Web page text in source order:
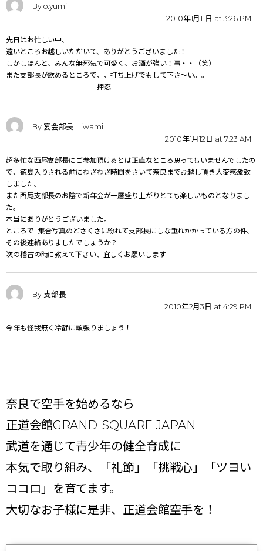
By o.yumi
2010年1月11日 at 3:26 PM
先日はお忙しい中、
遠いところお越しいただいて、ありがとうございました！
しかしほんと、みんな無邪気で可愛く、お酒が強い！事・・（笑）
また支部長が飲めるところで、、打ち上げでもして下さ～い。。
押忍
By 宴会部長 iwami
2010年1月12日 at 7:23 AM
超多忙な西尾支部長にご参加頂けるとは正直なところ思ってもいませんでしたの
で、徳島入りされる前にわざわざ時間をさいて奈良までお越し頂き大変感激致
しました。
また西尾支部長のお陰で新年会が一層盛り上がりとても楽しいものとなりまし
た。
本当にありがとうございました。
ところで…集合写真のどさくさに紛れて支部長にしな垂れかかっている方の件、
その後連絡ありましたでしょうか？
次の稽古の時に教えて下さい、宜しくお願いします
By 支部長
2010年2月3日 at 4:29 PM
今年も怪我無く冷静に頑張りましょう！
奈良で空手を始めるなら
正道会館GRAND-SQUARE JAPAN
武道を通じて青少年の健全育成に
本気で取り組み、「礼節」「挑戦心」「ツヨい
ココロ」を育てます。
大切なお子様に是非、正道会館空手を！